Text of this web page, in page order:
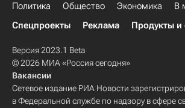
Политика Общество Экономика В
Спецпроекты
Реклама Продукты и
Версия 2023.1 Beta
© 2026 МИА «Россия сегодня»
Вакансии
Сетевое издание РИА Новости
в Федеральной службе по надзору в сфере